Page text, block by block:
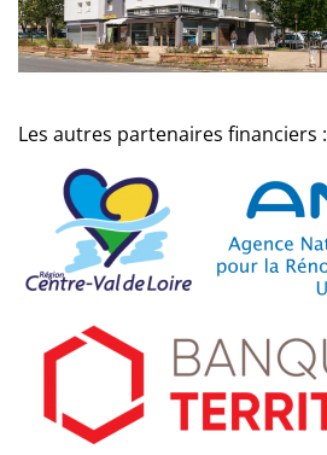
Les autres partenaires financiers :